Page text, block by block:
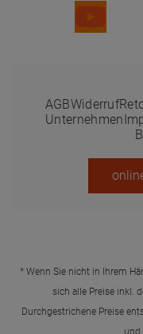
AGBWiderruf
Unternehmen
* Wenn Sie nicht in Ihrem
sich alle Preise inkl.
Durchgestrichene Preise